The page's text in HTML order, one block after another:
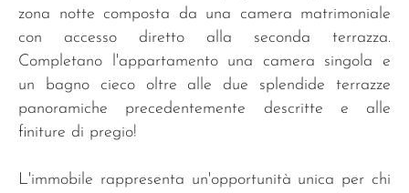
zona notte composta da una camera matrimoniale
con accesso diretto alla seconda terrazza.
Completano l'appartamento una camera singola e
un bagno cieco oltre alle due splendide terrazze
panoramiche precedentemente descritte e alle
finiture di pregio!
L'immobile rappresenta un'opportunità unica per chi